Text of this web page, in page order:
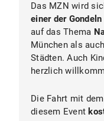
Das MZN wird
einer der Gondeln
auf das Thema
München als
Städten. Auch
herzlich
Die Fahrt mit
diesem Event